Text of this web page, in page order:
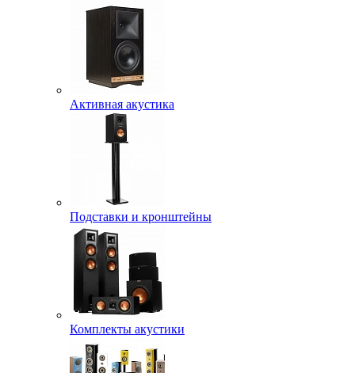
Активная акустика
Подставки и кронштейны
Комплекты акустики